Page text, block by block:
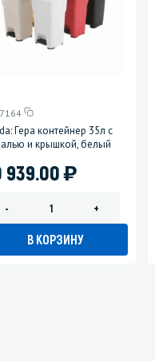
Гера контейнер 35л с
и крышкой, белый
939.00)
- +
В КОРЗИНУ